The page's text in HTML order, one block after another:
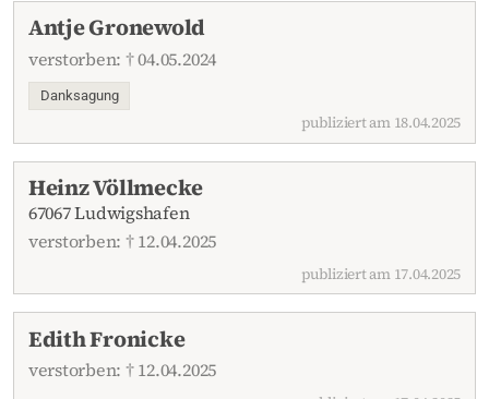
Antje Gronewold
verstorben: † 04.05.2024
Danksagung
publiziert am 18.04.2025
Heinz Völlmecke
67067 Ludwigshafen
verstorben: † 12.04.2025
publiziert am 17.04.2025
Edith Fronicke
verstorben: † 12.04.2025